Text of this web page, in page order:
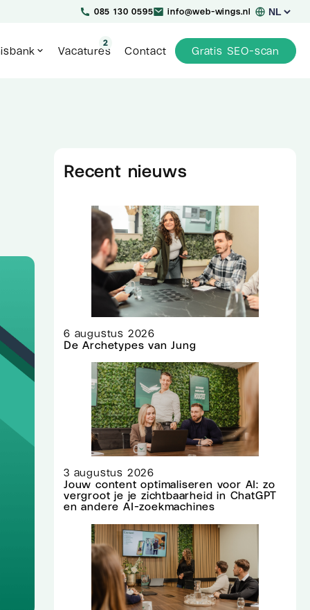
085 130 0595 info@web-wings.nl
Kies
taal
Vacatures
2
Contact Gratis SEO-scan
Recent nieuws
6 augustus 2026
De Archetypes van Jung
3 augustus 2026
Jouw content optimaliseren voor AI: zo
vergroot je je zichtbaarheid in ChatGPT
en andere AI-zoekmachines